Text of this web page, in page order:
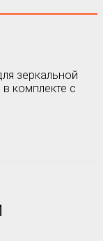
зеркальной
комплекте с